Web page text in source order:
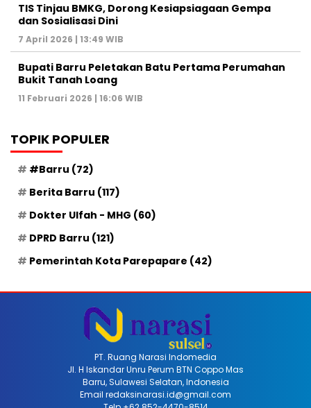
TIS Tinjau BMKG, Dorong Kesiapsiagaan Gempa
dan Sosialisasi Dini
7 April 2026 | 13:49 WIB
Bupati Barru Peletakan Batu Pertama Perumahan
Bukit Tanah Loang
11 Februari 2026 | 16:06 WIB
TOPIK POPULER
#Barru (72)
Berita Barru (117)
Dokter Ulfah - MHG (60)
DPRD Barru (121)
Pemerintah Kota Parepapare (42)
PT. Ruang Narasi Indomedia
Jl. H Iskandar Unru Perum BTN Coppo Mas
Barru, Sulawesi Selatan, Indonesia
Email redaksinarasi.id@gmail.com